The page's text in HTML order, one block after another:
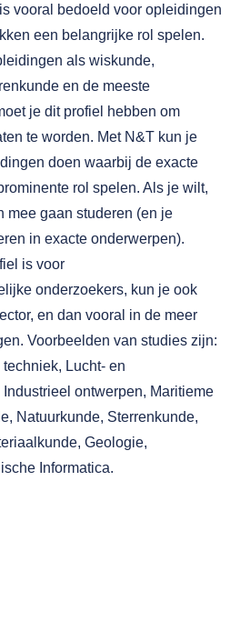
vooral bedoeld voor opleidingen
een belangrijke rol spelen.
als wiskunde,
en de meeste
je dit profiel hebben om
te worden. Met N&T kun je
doen waarbij de exacte
rol spelen. Als je wilt,
mee gaan studeren (en je
in exacte onderwerpen).
is voor
onderzoekers, kun je ook
en dan vooral in de meer
Voorbeelden van studies zijn:
Lucht- en
ontwerpen, Maritieme
Natuurkunde, Sterrenkunde,
Geologie,
Informatica.